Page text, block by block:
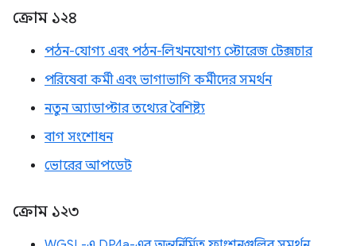
ক্রোম ১২৪
পঠন-যোগ্য এবং পঠন-লিখনযোগ্য স্টোরেজ টেক্সচার
পরিষেবা কর্মী এবং ভাগাভাগি কর্মীদের সমর্থন
নতুন অ্যাডাপ্টার তথ্যের বৈশিষ্ট্য
বাগ সংশোধন
ভোরের আপডেট
ক্রোম ১২৩